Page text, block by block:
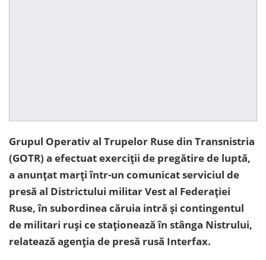
Grupul Operativ al Trupelor Ruse din Transnistria
(GOTR) a efectuat exerciţii de pregătire de luptă,
a anunţat marţi într-un comunicat serviciul de
presă al Districtului militar Vest al Federaţiei
Ruse, în subordinea căruia intră şi contingentul
de militari ruşi ce staţionează în stânga Nistrului,
relatează agenţia de presă rusă Interfax.